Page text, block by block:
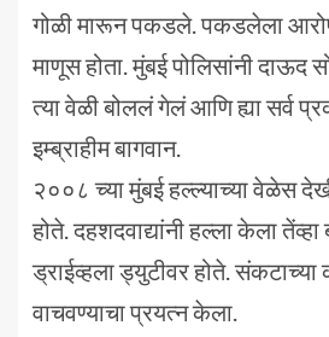
गोळी मारून पकडले. पकडलेला
माणूस होता. मुंबई पोलिसांनी दाऊद
त्या वेळी बोललं गेलं आणि ह्या सर्व
इम्ब्राहीम बागवान.
२००८ च्या मुंबई हल्ल्याच्या वेळेस
होते. दहशदवाद्यांनी हल्ला केला तेंव्हा
ड्राईव्हला ड्युटीवर होते. संकटाच्या
वाचवण्याचा प्रयत्न केला.